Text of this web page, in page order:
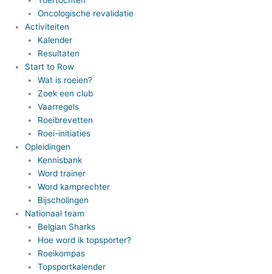
Oncologische revalidatie
Activiteiten
Kalender
Resultaten
Start to Row
Wat is roeien?
Zoek een club
Vaarregels
Roeibrevetten
Roei-initiaties
Opleidingen
Kennisbank
Word trainer
Word kamprechter
Bijscholingen
Nationaal team
Belgian Sharks
Hoe word ik topsporter?
Roeikompas
Topsportkalender